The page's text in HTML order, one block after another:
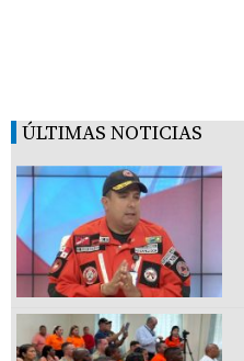
ÚLTIMAS NOTICIAS